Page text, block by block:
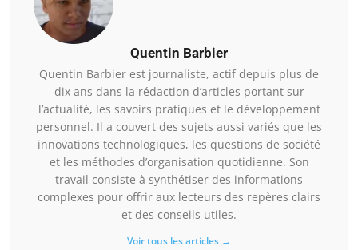
Quentin Barbier
Quentin Barbier est journaliste, actif depuis plus de
dix ans dans la rédaction d’articles portant sur
l’actualité, les savoirs pratiques et le développement
personnel. Il a couvert des sujets aussi variés que les
innovations technologiques, les questions de société
et les méthodes d’organisation quotidienne. Son
travail consiste à synthétiser des informations
complexes pour offrir aux lecteurs des repères clairs
et des conseils utiles.
Voir tous les articles →